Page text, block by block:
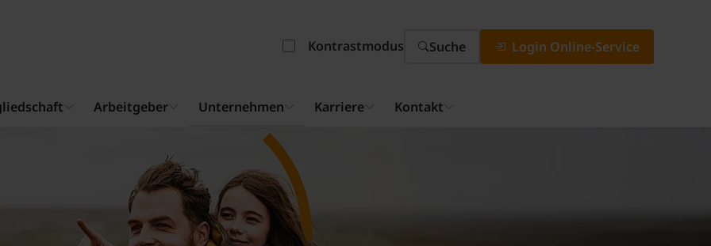
Kontrastmodus Suche Login Online-Service
Arbeitgeber Unternehmen Karriere Kontakt